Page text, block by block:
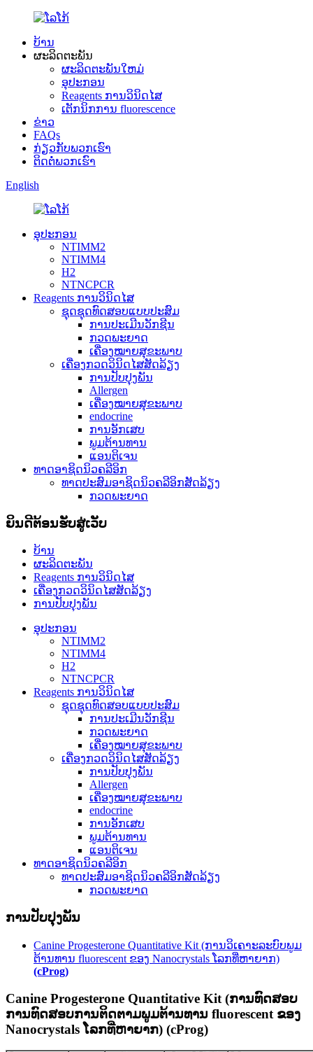
ບ້ານ
ຜະລິດຕະພັນ
ຜະລິດຕະພັນໃຫມ່
ອຸປະກອນ
Reagents ການວິນິດໄສ
ເຕັກນິກການ fluorescence
ຂ່າວ
FAQs
ກ່ຽວກັບພວກເຮົາ
ຕິດຕໍ່ພວກເຮົາ
English
ອຸປະກອນ
NTIMM2
NTIMM4
H2
NTNCPCR
Reagents ການວິນິດໄສ
ຊຸດຊຸດທົດສອບແບບປະສົມ
ການປະເມີນວັກຊີນ
ກວດພະຍາດ
ເຄື່ອງໝາຍສຸຂະພາບ
ເຄື່ອງກວດວິນິດໄສສັດລ້ຽງ
ການປັບປຸງພັນ
Allergen
ເຄື່ອງໝາຍສຸຂະພາບ
endocrine
ການອັກເສບ
ພູມຕ້ານທານ
ແອນຕິເຈນ
ທາດອາຊິດນິວຄລີອິກ
ທາດປະສົມອາຊິດນິວຄລີອິກສັດລ້ຽງ
ກວດພະຍາດ
ຍິນດີຕ້ອນຮັບສູ່ເວັບ
ບ້ານ
ຜະລິດຕະພັນ
Reagents ການວິນິດໄສ
ເຄື່ອງກວດວິນິດໄສສັດລ້ຽງ
ການປັບປຸງພັນ
ອຸປະກອນ
NTIMM2
NTIMM4
H2
NTNCPCR
Reagents ການວິນິດໄສ
ຊຸດຊຸດທົດສອບແບບປະສົມ
ການປະເມີນວັກຊີນ
ກວດພະຍາດ
ເຄື່ອງໝາຍສຸຂະພາບ
ເຄື່ອງກວດວິນິດໄສສັດລ້ຽງ
ການປັບປຸງພັນ
Allergen
ເຄື່ອງໝາຍສຸຂະພາບ
endocrine
ການອັກເສບ
ພູມຕ້ານທານ
ແອນຕິເຈນ
ທາດອາຊິດນິວຄລີອິກ
ທາດປະສົມອາຊິດນິວຄລີອິກສັດລ້ຽງ
ກວດພະຍາດ
ການປັບປຸງພັນ
Canine Progesterone Quantitative Kit (ການວິເຄາະລະບົບພູມ
ຕ້ານທານ fluorescent ຂອງ Nanocrystals ໂລກທີ່ຫາຍາກ)
(cProg)
Canine Progesterone Quantitative Kit (ການ​ທົດ​ສອບ​
ການ​ທົດ​ສອບ​ການ​ຕິດ​ຕາມ​ພູມ​ຕ້ານ​ທານ fluorescent ຂອງ
Nanocrystals ໂລກ​ທີ່​ຫາ​ຍາກ​) (cProg​)